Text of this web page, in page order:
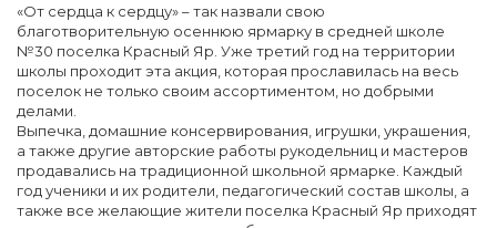
«От сердца к сердцу» – так назвали свою
благотворительную осеннюю ярмарку в средней школе
№30 поселка Красный Яр. Уже третий год на территории
школы проходит эта акция, которая прославилась на весь
поселок не только своим ассортиментом, но добрыми
делами.
Выпечка, домашние консервирования, игрушки, украшения,
а также другие авторские работы рукодельниц и мастеров
продавались на традиционной школьной ярмарке. Каждый
год ученики и их родители, педагогический состав школы, а
также все желающие жители поселка Красный Яр приходят